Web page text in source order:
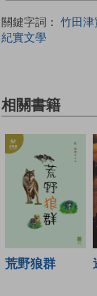
關鍵字詞： 竹田津
紀實文學
相關書籍
荒野狼群